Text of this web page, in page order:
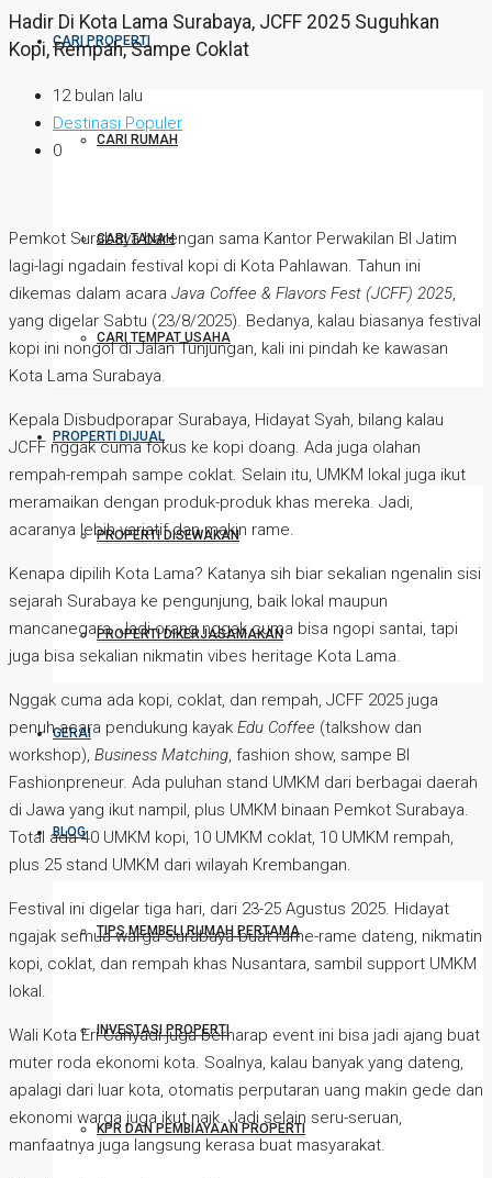
CARI PROPERTI
CARI RUMAH
CARI TANAH
CARI TEMPAT USAHA
PROPERTI DIJUAL
PROPERTI DISEWAKAN
PROPERTI DIKERJASAMAKAN
GERAI
BLOG
TIPS MEMBELI RUMAH PERTAMA
INVESTASI PROPERTI
KPR DAN PEMBIAYAAN PROPERTI
Hadir Di Kota Lama Surabaya, JCFF 2025 Suguhkan
Kopi, Rempah, Sampe Coklat
12 bulan lalu
Destinasi Populer
0
Pemkot Surabaya barengan sama Kantor Perwakilan BI Jatim
lagi-lagi ngadain festival kopi di Kota Pahlawan. Tahun ini
dikemas dalam acara Java Coffee & Flavors Fest (JCFF) 2025,
yang digelar Sabtu (23/8/2025). Bedanya, kalau biasanya festival
kopi ini nongol di Jalan Tunjungan, kali ini pindah ke kawasan
Kota Lama Surabaya.
Kepala Disbudporapar Surabaya, Hidayat Syah, bilang kalau
JCFF nggak cuma fokus ke kopi doang. Ada juga olahan
rempah-rempah sampe coklat. Selain itu, UMKM lokal juga ikut
meramaikan dengan produk-produk khas mereka. Jadi,
acaranya lebih variatif dan makin rame.
Kenapa dipilih Kota Lama? Katanya sih biar sekalian ngenalin sisi
sejarah Surabaya ke pengunjung, baik lokal maupun
mancanegara. Jadi orang nggak cuma bisa ngopi santai, tapi
juga bisa sekalian nikmatin vibes heritage Kota Lama.
Nggak cuma ada kopi, coklat, dan rempah, JCFF 2025 juga
penuh acara pendukung kayak Edu Coffee (talkshow dan
workshop), Business Matching, fashion show, sampe BI
Fashionpreneur. Ada puluhan stand UMKM dari berbagai daerah
di Jawa yang ikut nampil, plus UMKM binaan Pemkot Surabaya.
Total ada 40 UMKM kopi, 10 UMKM coklat, 10 UMKM rempah,
plus 25 stand UMKM dari wilayah Krembangan.
Festival ini digelar tiga hari, dari 23-25 Agustus 2025. Hidayat
ngajak semua warga Surabaya buat rame-rame dateng, nikmatin
kopi, coklat, dan rempah khas Nusantara, sambil support UMKM
lokal.
Wali Kota Eri Cahyadi juga berharap event ini bisa jadi ajang buat
muter roda ekonomi kota. Soalnya, kalau banyak yang dateng,
apalagi dari luar kota, otomatis perputaran uang makin gede dan
ekonomi warga juga ikut naik. Jadi selain seru-seruan,
manfaatnya juga langsung kerasa buat masyarakat.